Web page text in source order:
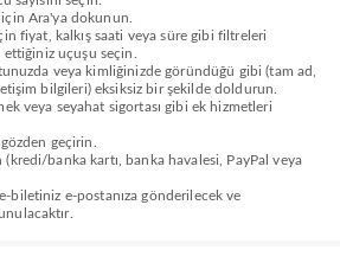
Ara'ya dokunun.
fiyat, kalkış saati veya süre gibi filtreleri
ettiğiniz uçuşu seçin.
veya kimliğinizde göründüğü gibi (tam ad,
bilgileri) eksiksiz bir şekilde doldurun.
veya seyahat sigortası gibi ek hizmetleri
geçirin.
banka kartı, banka havalesi, PayPal veya
biletiniz e-postanıza gönderilecek ve